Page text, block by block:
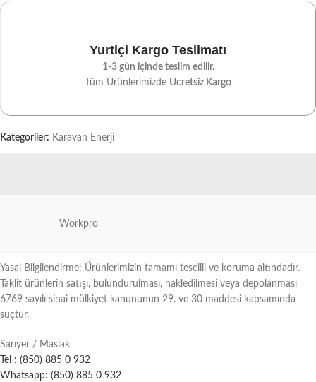
Yurtiçi Kargo Teslimatı
1-3 gün içinde teslim edilir.
Tüm Ürünlerimizde Ücretsiz Kargo
Kategoriler: Karavan Enerji
Workpro
Yasal Bilgilendirme: Ürünlerimizin tamamı tescilli ve koruma altındadır.
Taklit ürünlerin satışı, bulundurulması, nakledilmesi veya depolanması
6769 sayılı sinai mülkiyet kanununun 29. ve 30 maddesi kapsamında
suçtur.
Sarıyer / Maslak
Tel : (850) 885 0 932
Whatsapp: (850) 885 0 932